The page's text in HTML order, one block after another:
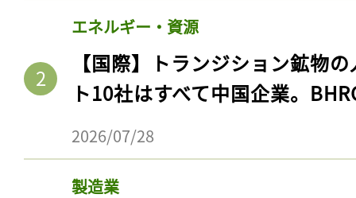
エネルギー・資源
【国際】トランジション鉱物
ト10社はすべて中国企業。
2026/07/28
製造業